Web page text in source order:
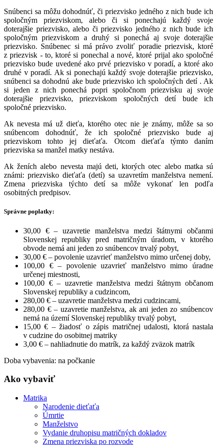
Snúbenci sa môžu dohodnúť, či priezvisko jedného z nich bude ich
spoločným priezviskom, alebo či si ponechajú každý svoje
doterajšie priezvisko, alebo či priezvisko jedného z nich bude ich
spoločným priezviskom a druhý si ponechá aj svoje doterajšie
priezvisko. Snúbenec si má právo zvoliť poradie priezvisk, ktoré
z priezvisk - to, ktoré si ponechal a nové, ktoré prijal ako spoločné
priezvisko bude uvedené ako prvé priezvisko v poradí, a ktoré ako
druhé v poradí. Ak si ponechajú každý svoje doterajšie priezvisko,
snúbenci sa dohodnú ake bude priezvisko ich spoločných detí . Ak
si jeden z nich ponechá popri spoločnom priezvisku aj svoje
doterajšie priezvisko, priezviskom spoločných detí bude ich
spoločné priezvisko.
Ak nevesta má už dieťa, ktorého otec nie je známy, môže sa so
snúbencom dohodnúť, že ich spoločné priezvisko bude aj
priezviskom tohto jej dieťaťa. Otcom dieťaťa týmto daním
priezviska sa manžel matky nestáva.
Ak ženích alebo nevesta majú deti, ktorých otec alebo matka sú
známi: priezvisko dieťaťa (detí) sa uzavretím manželstva nemení.
Zmena priezviska týchto detí sa môže vykonať len podľa
osobitných predpisov.
Správne poplatky:
30,00 € – uzavretie manželstva medzi štátnymi občanmi
Slovenskej republiky pred matričným úradom, v ktorého
obvode nemá ani jeden zo snúbencov trvalý pobyt,
30,00 € – povolenie uzavrieť manželstvo mimo určenej doby,
100,00 € – povolenie uzavrieť manželstvo mimo úradne
určenej miestnosti,
100,00 € – uzavretie manželstva medzi štátnym občanom
Slovenskej republiky a cudzincom,
280,00 € – uzavretie manželstva medzi cudzincami,
280,00 € – uzavretie manželstva, ak ani jeden zo snúbencov
nemá na území Slovenskej republiky trvalý pobyt,
15,00 € – žiadosť o zápis matričnej udalosti, ktorá nastala
v cudzine do osobitnej matriky
3,00 € – nahliadnutie do matrík, za každý zväzok matrík
Doba vybavenia: na počkanie
Ako vybaviť
Matrika
Narodenie dieťaťa
Úmrtie
Manželstvo
Vydanie druhopisu matričných dokladov
Zmena priezviska po rozvode